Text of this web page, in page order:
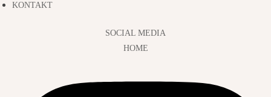
KONTAKT
SOCIAL MEDIA
HOME